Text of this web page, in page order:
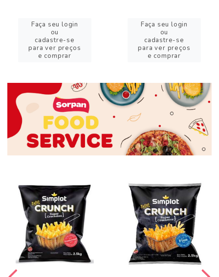
Faça seu login
ou
cadastre-se
para ver preços
e comprar
Faça seu login
ou
cadastre-se
para ver preços
e comprar